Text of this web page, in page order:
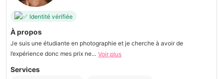
Identité vérifiée
À propos
Je suis une étudiante en photographie et je cherche à avoir de
l’expérience donc mes prix ne... Voir plus
Services